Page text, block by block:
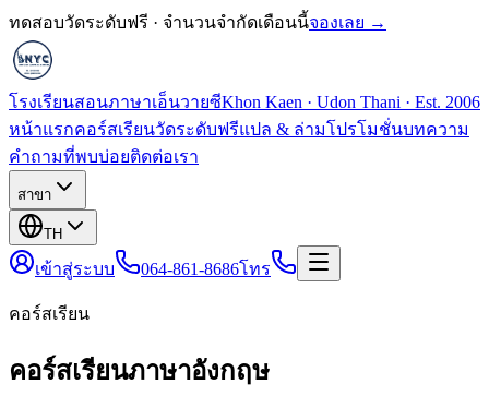
ทดสอบวัดระดับฟรี · จำนวนจำกัดเดือนนี้จองเลย →
โรงเรียนสอนภาษาเอ็นวายซีKhon Kaen · Udon Thani · Est. 2006
หน้าแรกคอร์สเรียนวัดระดับฟรีแปล & ล่ามโปรโมชั่นบทความ
คำถามที่พบบ่อยติดต่อเรา
สาขา
TH
เข้าสู่ระบบ 064-861-8686โทร
คอร์สเรียน
คอร์สเรียนภาษาอังกฤษ